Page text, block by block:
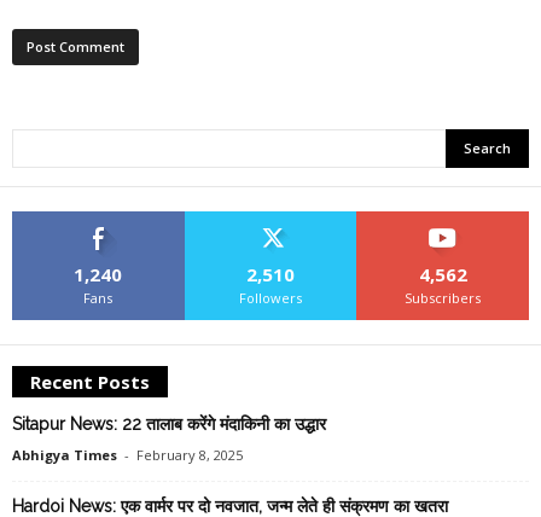
1,240
Fans
2,510
Followers
4,562
Subscribers
Recent Posts
Sitapur News: 22 तालाब करेंगे मंदाकिनी का उद्धार
Abhigya Times - February 8, 2025
Hardoi News: एक वार्मर पर दो नवजात, जन्म लेते ही संक्रमण का खतरा